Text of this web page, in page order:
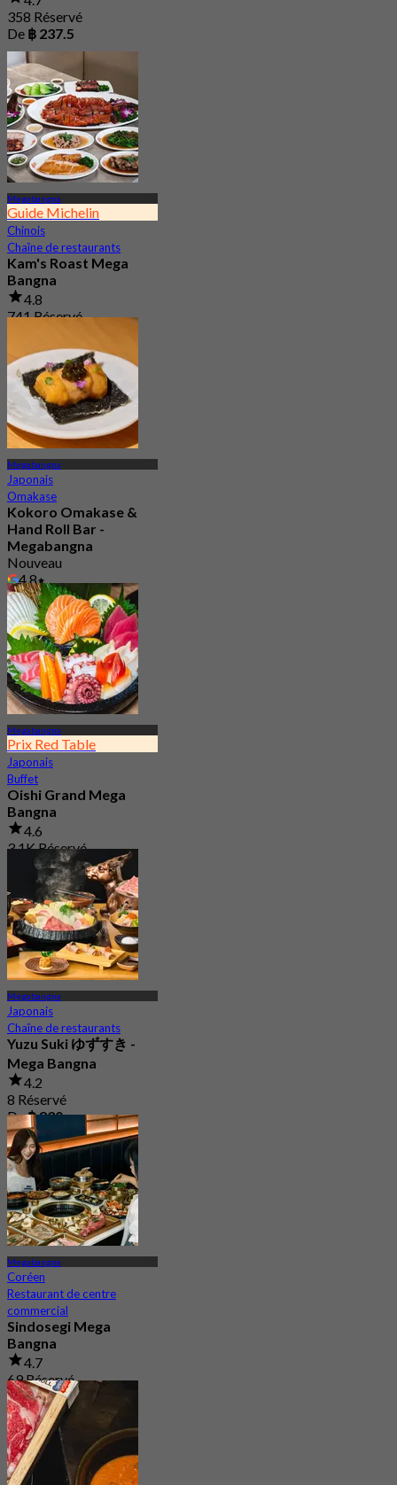
358 Réservé
De ฿ 237.5
Megabangna
Guide Michelin
Chinois
Chaîne de restaurants
Kam's Roast Mega
Bangna
4.8
741 Réservé
Megabangna
Japonais
Omakase
Kokoro Omakase &
Hand Roll Bar -
Megabangna
Nouveau
4.8
De฿ 1,290
Megabangna
Prix Red Table
Japonais
Buffet
Oishi Grand Mega
Bangna
4.6
3.1K Réservé
฿ 823
Megabangna
Japonais
Chaîne de restaurants
Yuzu Suki ゆずすき -
Mega Bangna
4.2
8 Réservé
De฿ 830
Megabangna
Coréen
Restaurant de centre
commercial
Sindosegi Mega
Bangna
4.7
69 Réservé
De฿ 575